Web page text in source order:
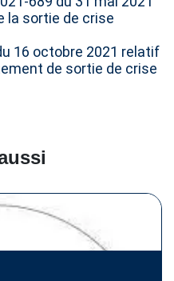
la sortie de crise
16 octobre 2021 relatif
de sortie de crise